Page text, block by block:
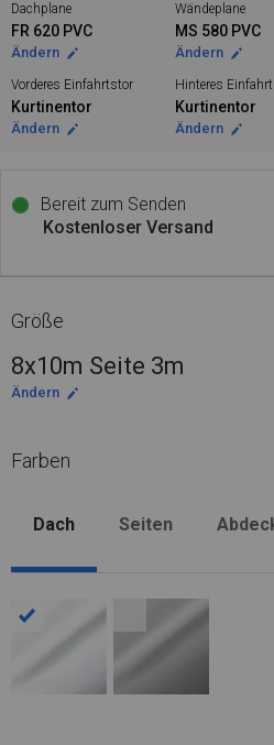
Dachplane
FR 620 PVC
Ändern
Wändeplane
MS 580 PVC
Ändern
Vorderes Einfahrtstor
Kurtinentor
Ändern
Hinteres
Kurtinentor
Ändern
Bereit zum Senden
Kostenloser Versand
Größe
8x10m Seite 3m
Ändern
Farben
Dach Seiten